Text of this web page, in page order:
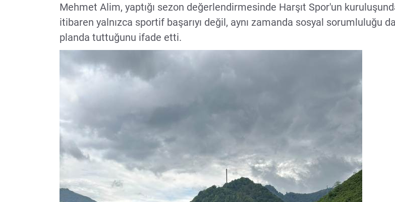
Mehmet Alim, yaptığı sezon değerlendirmesinde Harşıt Spor'un
itibaren yalnızca sportif başarıyı değil, aynı zamanda sosyal sorumluluğu
planda tuttuğunu ifade etti.